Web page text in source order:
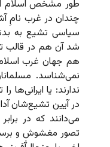
طور مشخص اسلام
چندان در غرب نامِ
سیاسی تشیع به
شد آن هم در قالب
هم جهان غرب اسلام
نمی‌شناسد.
ندارند: یا ایرانی‌ها
در آیین تشیع‌شان
می‌دانند که در
تصور مغشوش و